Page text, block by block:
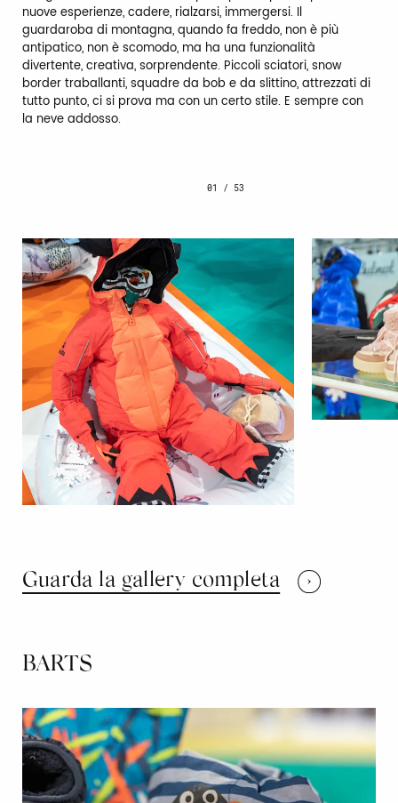
nuove esperienze, cadere, rialzarsi, immergersi. Il
guardaroba di montagna, quando fa freddo, non è più
antipatico, non è scomodo, ma ha una funzionalità
divertente, creativa, sorprendente. Piccoli sciatori, snow
border traballanti, squadre da bob e da slittino, attrezzati di
tutto punto, ci si prova ma con un certo stile. E sempre con
la neve addosso.
01 / 53
Guarda la gallery completa
BARTS